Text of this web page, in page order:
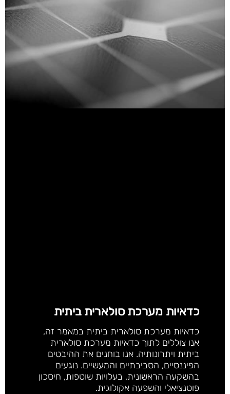
כדאיות מערכת סולארית ביתית
כדאיות מערכת סולארית ביתית במאמר זה,
אנו צוללים לתוך כדאיות מערכת סולארית
ביתית ויתרונותיה. אנו בוחנים את ההיבטים
הפיננסיים, הסביבתיים והמעשיים. נוגעים
בהשקעה הראשונית, בעלויות שוטפות, חיסכון
פוטנציאלי והשפעה אקולוגית.